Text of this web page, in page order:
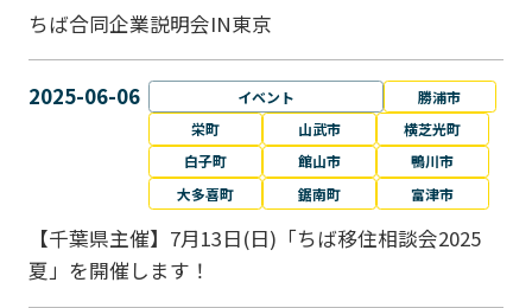
ちば合同企業説明会IN東京
2025-06-06 イベント
勝浦市
栄町
山武市
横芝光町
白子町
館山市
鴨川市
大多喜町
鋸南町 富津市
【千葉県主催】7月13日(日)「ちば移住相談会2025
夏」を開催します！